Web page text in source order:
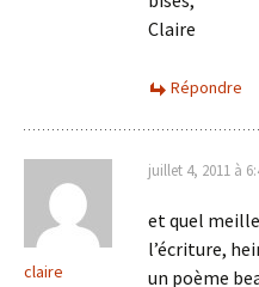
Claire
Répondre
claire
juillet 4, 2011 à
et quel
l’écriture,
un poème